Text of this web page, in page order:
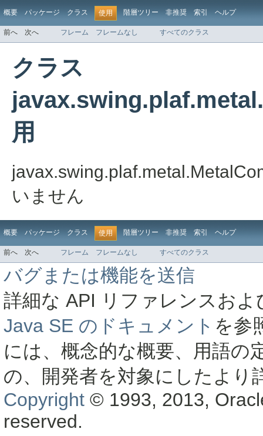
概要 パッケージ クラス 使用 階層ツリー 非推奨 索引 ヘルプ
前へ 次へ フレーム フレームなし すべてのクラス
クラス
用
いません
概要 パッケージ クラス 使用 階層ツリー 非推奨 索引 ヘルプ
前へ 次へ フレーム フレームなし すべてのクラス
バグまたは機能を送信
詳細な API リファレンスお
Java SE のドキュメント を参
には、概念的な概要、用語の
の、開発者を対象にしたより
Copyright © 1993, 2013,
reserved.